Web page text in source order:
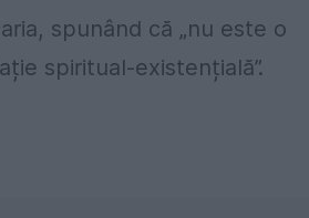
spunând că „nu este o
spiritual-existențială”.